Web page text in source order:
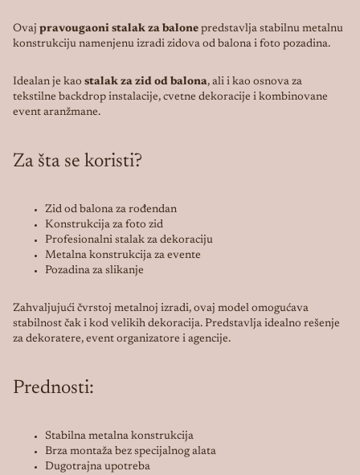
Ovaj pravougaoni stalak za balone predstavlja stabilnu metalnu
konstrukciju namenjenu izradi zidova od balona i foto pozadina.
Idealan je kao stalak za zid od balona, ali i kao osnova za
tekstilne backdrop instalacije, cvetne dekoracije i kombinovane
event aranžmane.
Za šta se koristi?
Zid od balona za rođendan
Konstrukcija za foto zid
Profesionalni stalak za dekoraciju
Metalna konstrukcija za evente
Pozadina za slikanje
Zahvaljujući čvrstoj metalnoj izradi, ovaj model omogućava
stabilnost čak i kod velikih dekoracija. Predstavlja idealno rešenje
za dekoratere, event organizatore i agencije.
Prednosti:
Stabilna metalna konstrukcija
Brza montaža bez specijalnog alata
Dugotrajna upotreba